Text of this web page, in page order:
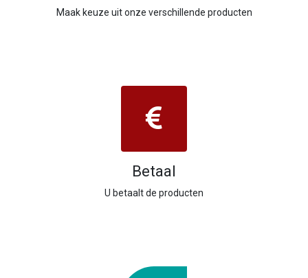
Maak keuze uit onze verschillende producten
Betaal
U betaalt de producten